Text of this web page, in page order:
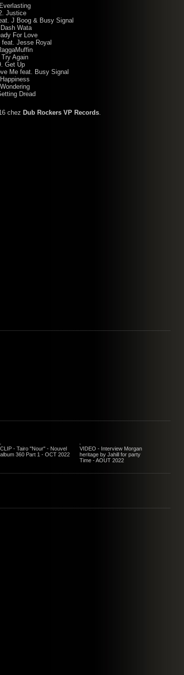
Justice
J Boog & Busy Signal
Wata
For Love
feat. Jesse Royal
Try Again
Get Up
Me feat. Busy Signal
Dread
chez Dub Rockers VP Records.
CLIP - Tairo "Nour" - Nouvel
album 360 Part 1 - OCT 2022
VIDEO - Interview Morgan
heritage by Jahill for party
Time - AOUT 2022